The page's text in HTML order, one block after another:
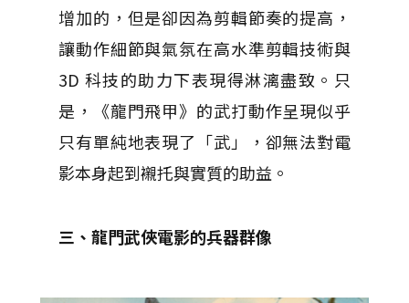
增加的，但是卻因為剪輯節奏的提高，
讓動作細節與氣氛在高水準剪輯技術與
3D 科技的助力下表現得淋漓盡致。只
是，《龍門飛甲》的武打動作呈現似乎
只有單純地表現了「武」，卻無法對電
影本身起到襯托與實質的助益。
三、龍門武俠電影的兵器群像